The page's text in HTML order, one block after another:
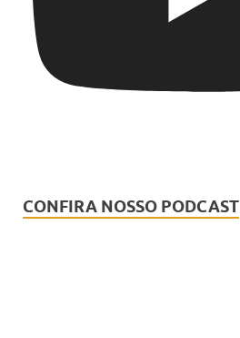
CONFIRA NOSSO PODCAST